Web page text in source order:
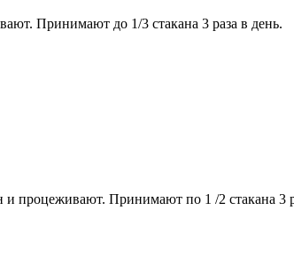
Принимают до 1/3 стакана 3 раза в день.
процеживают. Принимают по 1 /2 стакана 3